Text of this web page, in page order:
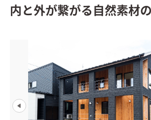
内と外が繋がる自然素材